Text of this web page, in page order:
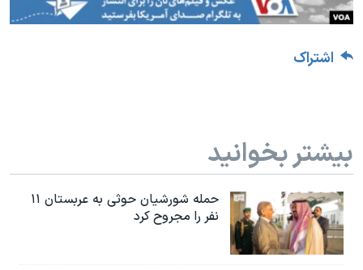
اشتراک
بیشتر بخوانید
حمله شورشیان حوثی به عربستان ۱۱
نفر را مجروح کرد